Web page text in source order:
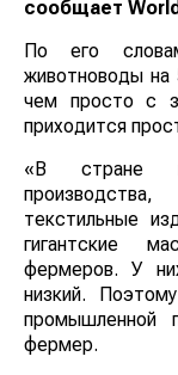
сообщает World
По его
животноводы на
чем просто с
приходится
«В стране
текстильные
гигантские
фермеров. У
низкий.
промышленной
фермер.